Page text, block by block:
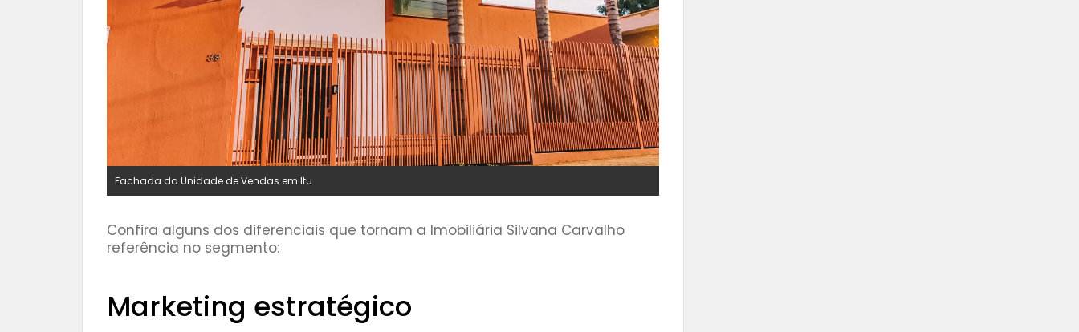
Fachada da Unidade de Vendas em Itu
Confira alguns dos diferenciais que tornam a Imobiliária Silvana Carvalho
referência no segmento:
Marketing estratégico